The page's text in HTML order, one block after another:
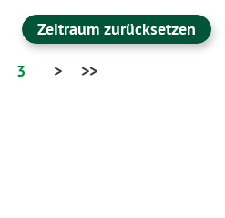
Zeitraum zurücksetzen
3 > >>